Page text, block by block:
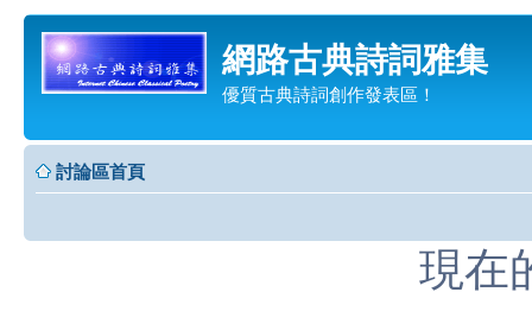
網路古典詩詞雅集
優質古典詩詞創作發表區！
討論區首頁
現在